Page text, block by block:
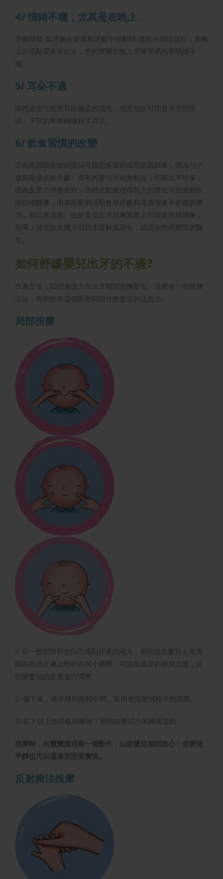
4/ 情緒不穩，尤其是在晚上
牙齒萌發-當牙齒在骨骼和牙齦中移動時-趨於分階段進行，若晚
上的活動要多於白天，您的寶寶在晚上可能更易怒和情緒不
穩。
5/ 耳朵不適
雖然這也可能是耳部感染的徵兆，但是拉扯可能是出牙的症
狀：下顎的疼痛轉移到了耳道。
6/ 飲食習慣的改變
正在吃固體食物的嬰兒可能想多餵奶或用奶瓶餵養，因為勺子
會刺激發炎的牙齦。而有的嬰兒可能會相反，吃得比平時多，
因為反壓力感覺良好。仍然在奶瓶或母乳上的嬰兒可能會開始
急切地餵養，因為吮吸的活動會給牙齦和耳道帶來不舒服的壓
力，所以會退縮。由於某些出牙跡象實際上可能是疾病跡象，
如果上述症狀在幾天后仍未緩解或惡化，請諮詢您的寶寶的醫
生。
如何舒緩嬰兒出牙的不適?
作為父母，我們會盡力在出牙期間安撫嬰兒。這裡有一些按摩
方法，有助於在這個困難時期分散嬰兒的注意力。
局部按摩
1/ 在一個安靜和使自己感到舒適的地方，用拇指在嬰兒上唇周
圍區域的皮膚上輕輕擦拭小圓圈。可施加適度的擦拭力度，並
根據嬰兒的反應進行調整。
2/ 接下來，將手移到臉頰中間，並用食指擦拭較大的圓圈。
3/ 在下頜上做同樣的事情：用拇指擦拭小的圓周運動
按摩時，向寶寶描述每一個動作，以使嬰兒感到放心：使嬰兒
平靜也可以通過言語來實現。
反射療法按摩